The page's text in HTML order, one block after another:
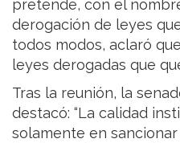
pretende, con el
derogación de leyes
todos modos, aclaró
leyes derogadas que
Tras la reunión, la
destacó: “La calidad
solamente en